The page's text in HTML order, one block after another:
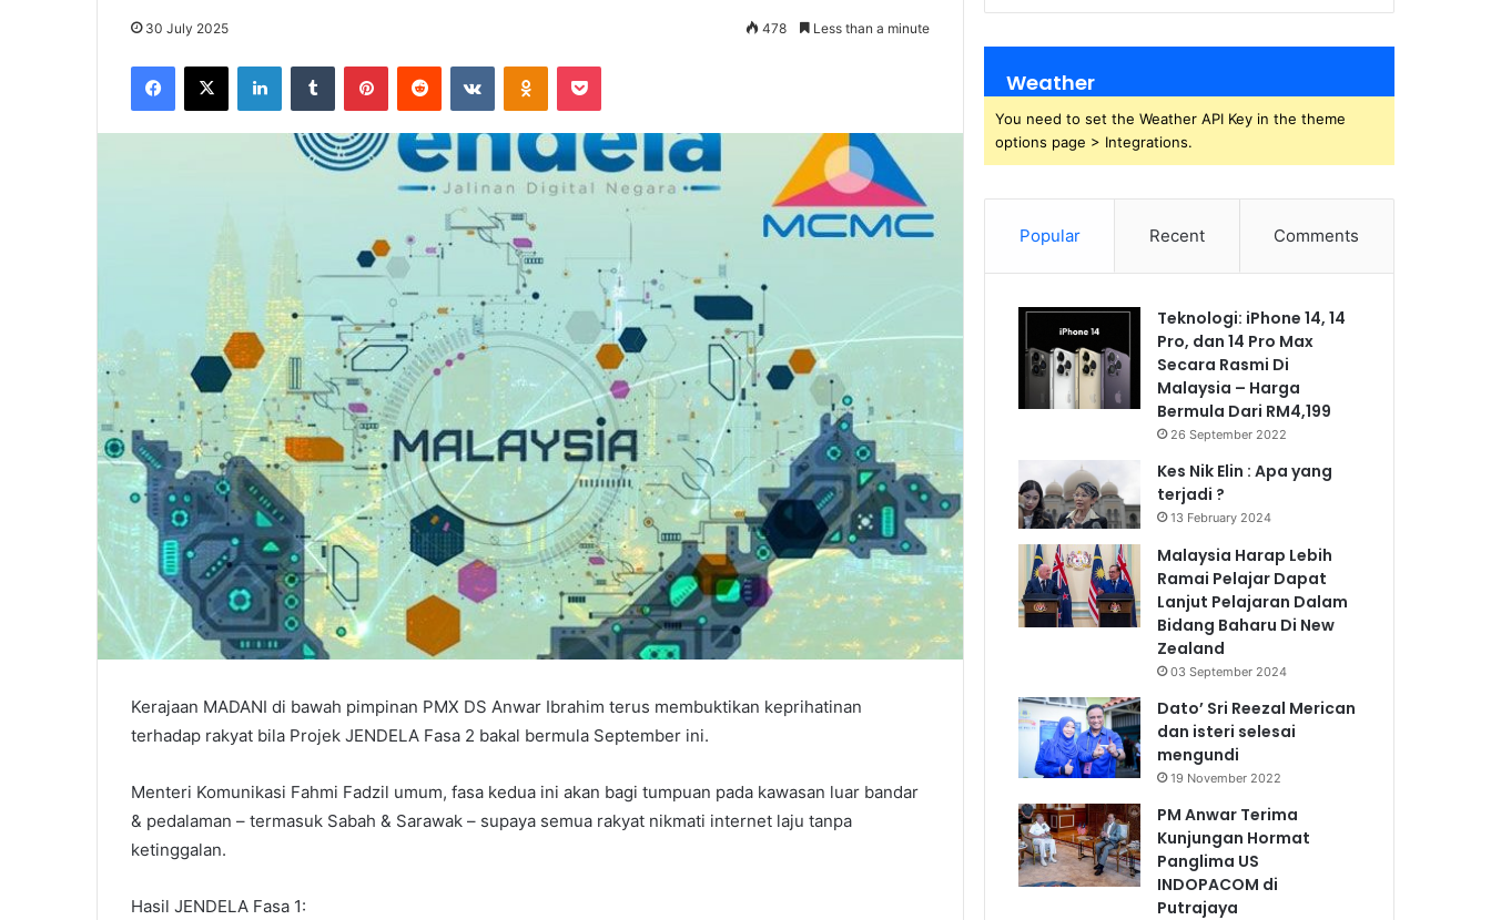
30 July 2025 478 Less than a minute
Facebook
X LinkedInTumblr PinterestReddit VKontakteOdnoklassniki
Pocket
Kerajaan MADANI di bawah pimpinan PMX DS Anwar Ibrahim terus membuktikan keprihatinan
terhadap rakyat bila Projek JENDELA Fasa 2 bakal bermula September ini.
Menteri Komunikasi Fahmi Fadzil umum, fasa kedua ini akan bagi tumpuan pada kawasan luar bandar
& pedalaman – termasuk Sabah & Sarawak – supaya semua rakyat nikmati internet laju tanpa
ketinggalan.
Hasil JENDELA Fasa 1:
Weather
You need to set the Weather API Key in the theme
options page > Integrations.
Popular Recent Comments
Teknologi: iPhone 14, 14
Pro, dan 14 Pro Max
Secara Rasmi Di
Malaysia – Harga
Bermula Dari RM4,199
26 September 2022
Kes Nik Elin : Apa yang
terjadi ?
13 February 2024
Malaysia Harap Lebih
Ramai Pelajar Dapat
Lanjut Pelajaran Dalam
Bidang Baharu Di New
Zealand
03 September 2024
Dato’ Sri Reezal Merican
dan isteri selesai
mengundi
19 November 2022
PM Anwar Terima
Kunjungan Hormat
Panglima US
INDOPACOM di
Putrajaya